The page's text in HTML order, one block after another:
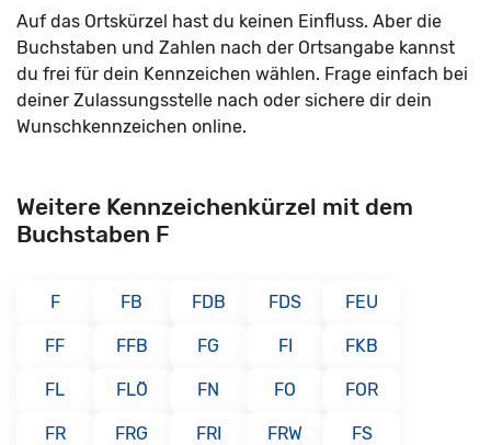
Auf das Ortskürzel hast du keinen Einfluss. Aber die
Buchstaben und Zahlen nach der Ortsangabe kannst
du frei für dein Kennzeichen wählen. Frage einfach bei
deiner Zulassungsstelle nach oder sichere dir dein
Wunschkennzeichen online.
Weitere Kennzeichenkürzel mit dem
Buchstaben F
F FB FDB FDS FEU
FF FFB FG FI FKB
FL FLÖ FN FO FOR
FR FRG FRI FRW FS